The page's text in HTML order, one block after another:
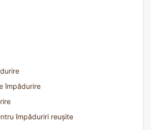
împădurire
împăduriri reușite